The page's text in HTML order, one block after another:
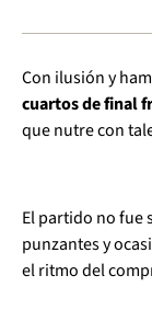
Con ilusión y
cuartos de final
que nutre con
El partido no fue
punzantes y
el ritmo del